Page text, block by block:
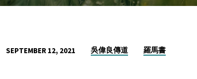
SEPTEMBER 12, 2021 吳偉良傳道 羅馬書